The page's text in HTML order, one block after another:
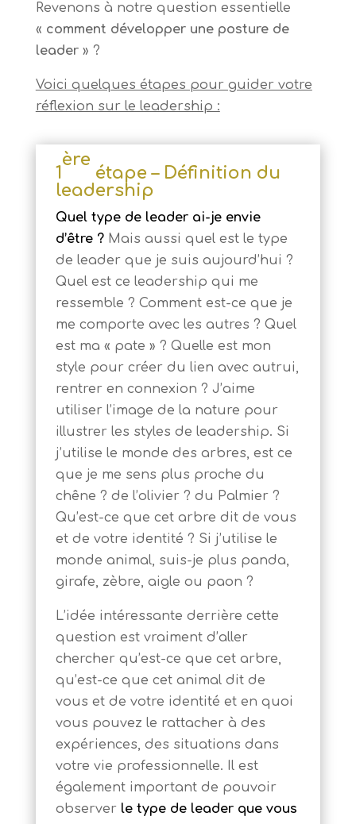
Revenons à notre question essentielle
« comment développer une posture de
leader» ?
Voici quelques étapes pour guider votre
réflexion sur le leadership :
1
ère
étape – Définition du
leadership
Quel type de leader ai-je envie
d’être ?Mais aussi quel est le type
de leader que je suis aujourd’hui ?
Quel est ce leadership qui me
ressemble ? Comment est-ce que je
me comporte avec les autres ? Quel
est ma « pate » ? Quelle est mon
style pour créer du lien avec autrui,
rentrer en connexion ? J’aime
utiliser l’image de la nature pour
illustrer les styles de leadership. Si
j’utilise le monde des arbres, est ce
que je me sens plus proche du
chêne ? de l’olivier ? du Palmier ?
Qu’est-ce que cet arbre dit de vous
et de votre identité ? Si j’utilise le
monde animal, suis-je plus panda,
girafe, zèbre, aigle ou paon ?
L’idée intéressante derrière cette
question est vraiment d’aller
chercher qu’est-ce que cet arbre,
qu’est-ce que cet animal dit de
vous et de votre identité et en quoi
vous pouvez le rattacher à des
expériences, des situations dans
votre vie professionnelle. Il est
également important de pouvoir
observer le type de leader que vous